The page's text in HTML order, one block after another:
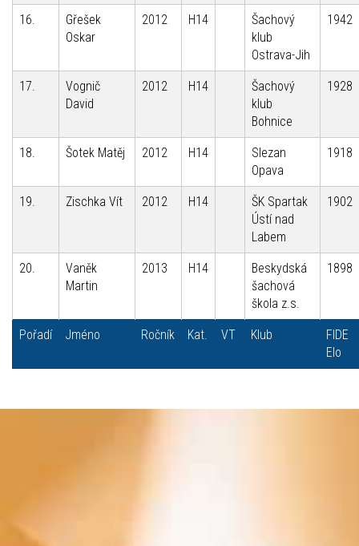
16.
Gřešek
Oskar
2012 H14
Šachový
klub
Ostrava-Jih
1942
17.
Vognič
David
2012 H14
Šachový
klub
Bohnice
1928
18. Šotek Matěj 2012 H14
Slezan
Opava
1918
19. Zischka Vít 2012 H14
ŠK Spartak
Ústí nad
Labem
1902
20.
Vaněk
Martin
2013 H14
Beskydská
šachová
škola z.s.
1898
Pořadí Jméno Ročník Kat. VT Klub
FIDE
Elo